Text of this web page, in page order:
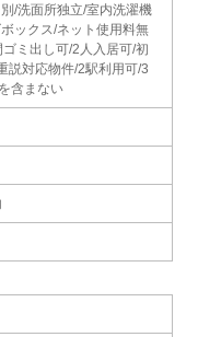
/洗面所独立/室内洗濯機
ックス/ネット使用料無
ミ出し可/2人入居可/初
説対応物件/2駅利用可/3
含まない